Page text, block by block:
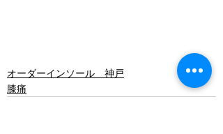
オーダーインソール 神戸
膝痛